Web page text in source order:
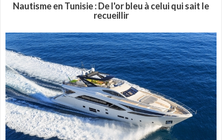
Nautisme en Tunisie : De l'or bleu à celui qui sait le
recueillir